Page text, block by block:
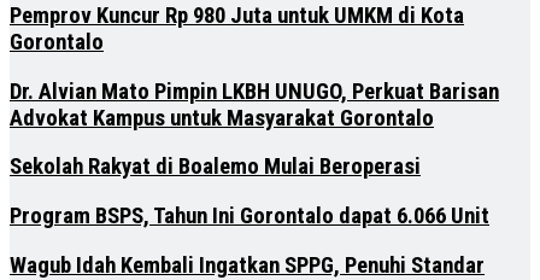
Pemprov Kuncur Rp 980 Juta untuk UMKM di Kota
Gorontalo
Dr. Alvian Mato Pimpin LKBH UNUGO, Perkuat Barisan
Advokat Kampus untuk Masyarakat Gorontalo
Sekolah Rakyat di Boalemo Mulai Beroperasi
Program BSPS, Tahun Ini Gorontalo dapat 6.066 Unit
Wagub Idah Kembali Ingatkan SPPG, Penuhi Standar